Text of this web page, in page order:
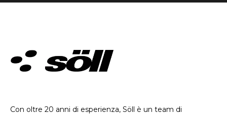
Con oltre 20 anni di esperienza, Söll è un team di